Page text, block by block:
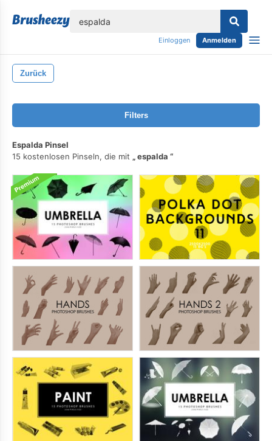
Einloggen Anmelden
Zurück
Filters
Espalda Pinsel
15 kostenlosen Pinseln, die mit
espalda